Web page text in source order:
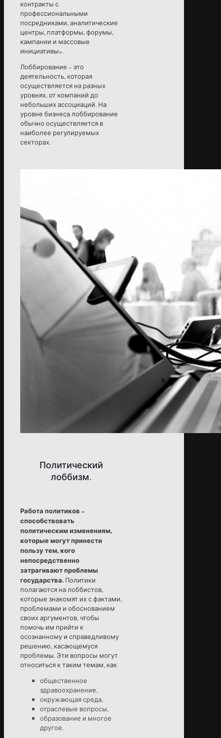
контракты с
профессиональными
посредниками, аналитические
центры, платформы, форумы,
кампании и массовые
инициативы».
Лоббирование – это
деятельность, которая
осуществляется на разных
уровнях, от компаний до
небольших ассоциаций. На
уровне бизнеса лоббирование
обычно осуществляется в
наиболее регулируемых
секторах.
Политический
лоббизм.
Работа политиков –
способствовать
политическим изменениям,
которые могут принести
пользу тем, кого
непосредственно
затрагивают проблемы
государства. Политики
полагаются на лоббистов,
которые знакомят их с фактами,
проблемами и обоснованием
своих аргументов, чтобы
помочь им прийти к
осознанному и справедливому
решению, касающемуся
проблемы. Эти вопросы могут
относиться к таким темам, как
общественное
здравоохранение,
окружающая среда,
отраслевые вопросы,
образование и многое
другое.